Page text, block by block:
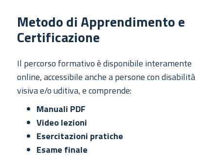
Metodo di Apprendimento e
Certificazione
Il percorso formativo è disponibile interamente
online, accessibile anche a persone con disabilità
visiva e/o uditiva, e comprende:
Manuali PDF
Video lezioni
Esercitazioni pratiche
Esame finale